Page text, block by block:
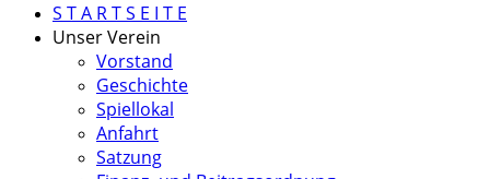
S T A R T S E I T E
Unser Verein
Vorstand
Geschichte
Spiellokal
Anfahrt
Satzung